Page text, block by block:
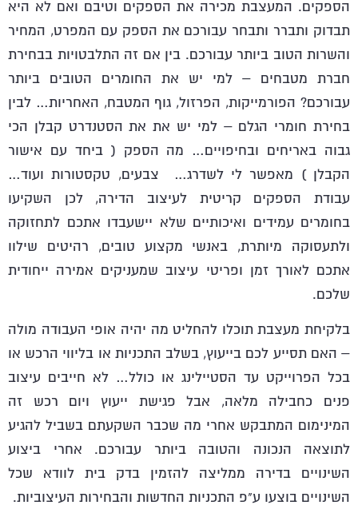
הספקים. המעצבת מכירה את הספקים וטיבם ואם לא היא
תבדוק ותברר ותבחר עבורכם את הספק עם המפרט, המחיר
והשרות הטוב ביותר עבורכם. בין אם זה התלבטויות בבחירת
חברת מטבחים – למי יש את החומרים הטובים ביותר
עבורכם? הפורמייקות, הפרזול, גוף המטבח, האחריות… לבין
בחירת חומרי הגלם – למי יש את את הסטנדרט קבלן הכי
גבוה באריחים ובחיפויים… מה הספק ( ביחד עם אישור
הקבלן ) מאפשר לי לשדרג… צבעים, טקסטורות ועוד…
עבודת הספקים קריטית לעיצוב הדירה, לכן השקיעו
בחומרים עמידים ואיכותיים שלא יישעבדו אתכם לתחזוקה
ולתעסוקה מיותרת, באנשי מקצוע טובים, רהיטים שילוו
אתכם לאורך זמן ופריטי עיצוב שמעניקים אמירה ייחודית
שלכם.
בלקיחת מעצבת תוכלו להחליט מה יהיה אופי העבודה מולה
– האם תסייע לכם בייעוץ, בשלב התכניות או בליווי הרכש או
בכל הפרוייקט עד הסטיילינג או כולל… לא חייבים עיצוב
פנים כחבילה מלאה, אבל פגישת ייעוץ ויום רכש זה
המינימום המתבקש אחרי מה שכבר השקעתם בשביל להגיע
לתוצאה הנכונה והטובה ביותר עבורכם. אחרי ביצוע
השינויים בדירה ממליצה להזמין בדק בית לוודא שכל
השינויים בוצעו ע"פ התכניות החדשות והבחירות העיצוביות.